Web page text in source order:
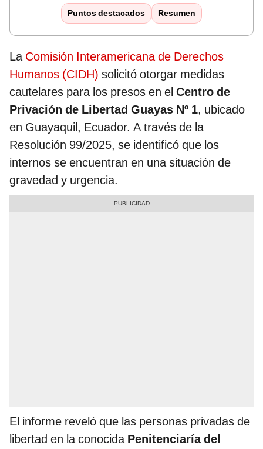
Puntos destacados Resumen
La Comisión Interamericana de Derechos
Humanos (CIDH) solicitó otorgar medidas
cautelares para los presos en el Centro de
Privación de Libertad Guayas Nº 1, ubicado
en Guayaquil, Ecuador. A través de la
Resolución 99/2025, se identificó que los
internos se encuentran en una situación de
gravedad y urgencia.
El informe reveló que las personas privadas de
libertad en la conocida Penitenciaría del